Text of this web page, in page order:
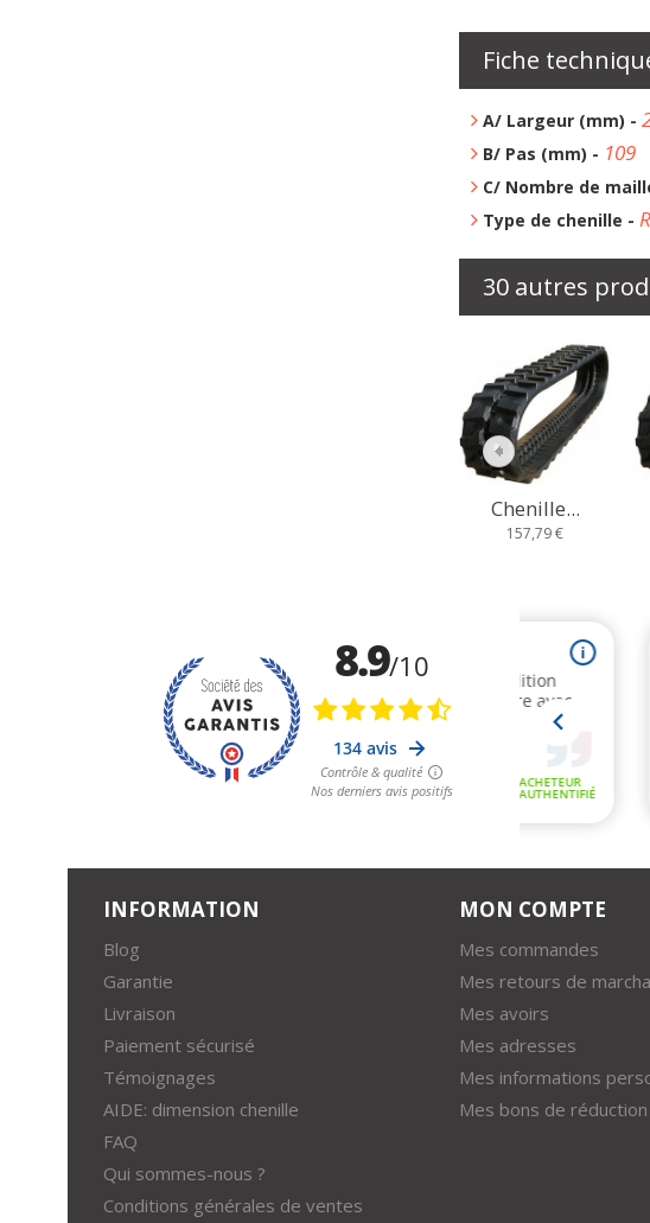
Fiche
A/ Largeur (mm) -
B/ Pas (mm) - 109
C/ Nombre de
Type de chenille -
30 autres
Chenille...
157,79 €
INFORMATION
Blog
Garantie
Livraison
Paiement sécurisé
Témoignages
AIDE: dimension chenille
FAQ
Qui sommes-nous ?
Conditions générales de ventes
MON COMPTE
Mes commandes
Mes retours de
Mes avoirs
Mes adresses
Mes informations
Mes bons de réduction